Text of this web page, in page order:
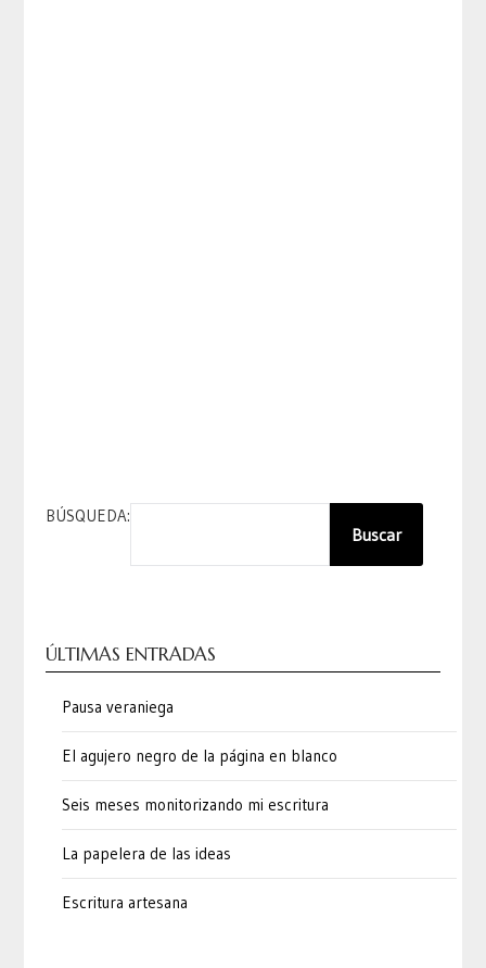
BÚSQUEDA:
Buscar
ÚLTIMAS ENTRADAS
Pausa veraniega
El agujero negro de la página en blanco
Seis meses monitorizando mi escritura
La papelera de las ideas
Escritura artesana